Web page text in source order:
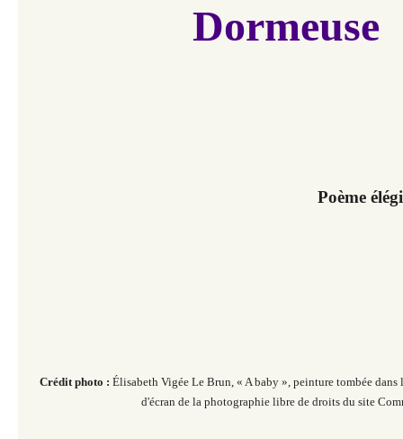
Dormeuse
Poème
Crédit photo : Élisabeth Vigée Le Brun, « A baby », peinture tombée
d'écran de la photographie libre de droits du site